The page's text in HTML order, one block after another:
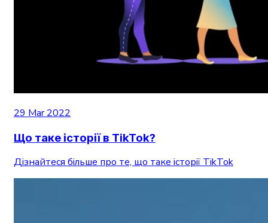
29 Mar 2022
Що таке історії в TikTok?
Дізнайтеся більше про те, що таке історії TikTok